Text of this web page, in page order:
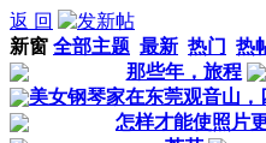
返 回
新窗 全部主题 最新 热门 热
那些年，旅程
美女钢琴家在东莞观音山，
怎样才能使照片